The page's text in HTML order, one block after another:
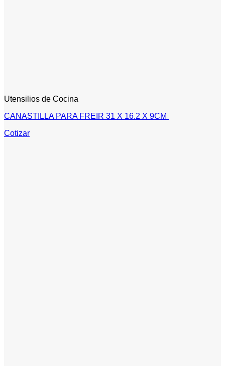
Utensilios de Cocina
CANASTILLA PARA FREIR 31 X 16.2 X 9CM
Cotizar